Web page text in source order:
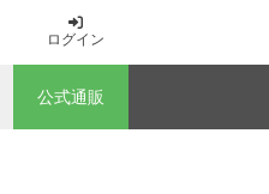
ログイン
公式通販